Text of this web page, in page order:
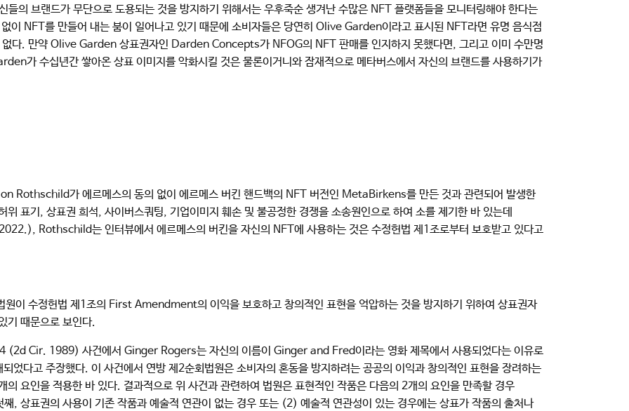
들의 브랜드가 무단으로 도용되는 것을 방지하기 위해서는 우후죽순 생겨난 수많은 NFT 플랫폼들을 모니터링해야 한다는
이 NFT를 만들어 내는 붐이 일어나고 있기 때문에 소비자들은 당연히 Olive Garden이라고 표시된 NFT라면 유명 음식점
다. 만약 Olive Garden 상표권자인 Darden Concepts가 NFOG의 NFT 판매를 인지하지 못했다면, 그리고 이미 수만명
가 수십년간 쌓아온 상표 이미지를 악화시킬 것은 물론이거니와 잠재적으로 메타버스에서 자신의 브랜드를 사용하기가
Rothschild가 에르메스의 동의 없이 에르메스 버킨 핸드백의 NFT 버전인 MetaBirkens를 만든 것과 관련되어 발생한
표기, 상표권 희석, 사이버스쿼팅, 기업이미지 훼손 및 불공정한 경쟁을 소송원인으로 하여 소를 제기한 바 있는데
Rothschild는 인터뷰에서 에르메스의 버킨을 자신의 NFT에 사용하는 것은 수정헌법 제1조로부터 보호받고 있다고
이 수정헌법 제1조의 First Amendment의 이익을 보호하고 창의적인 표현을 억압하는 것을 방지하기 위하여 상표권자
기 때문으로 보인다.
Cir. 1989) 사건에서 Ginger Rogers는 자신의 이름이 Ginger and Fred이라는 영화 제목에서 사용되었다는 이유로
었다고 주장했다. 이 사건에서 연방 제2순회법원은 소비자의 혼동을 방지하려는 공공의 이익과 창의적인 표현을 장려하는
요인을 적용한 바 있다. 결과적으로 위 사건과 관련하여 법원은 표현적인 작품은 다음의 2개의 요인을 만족할 경우
, 상표권의 사용이 기존 작품과 예술적 연관이 없는 경우 또는 (2) 예술적 연관성이 있는 경우에는 상표가 작품의 출처나